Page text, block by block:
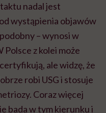
nadal jest
wystąpienia objawów
– wynosi w
Polsce z kolei może
ale widzę, że
robi USG i stosuje
Coraz więcej
bada w tym kierunku i